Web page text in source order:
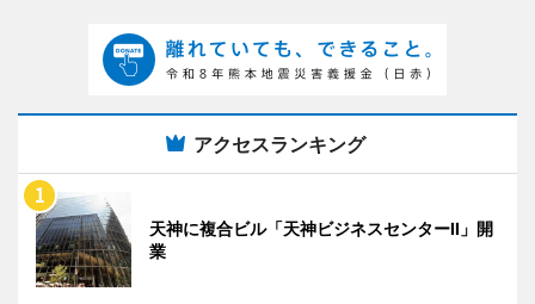
アクセスランキング
天神に複合ビル「天神ビジネスセンターII」開
業